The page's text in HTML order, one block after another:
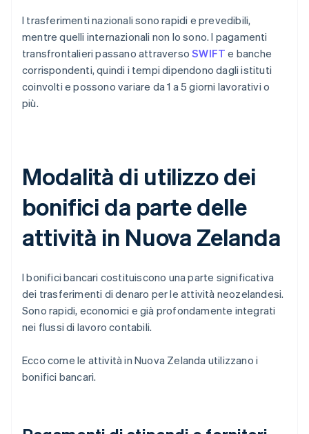
I trasferimenti nazionali sono rapidi e prevedibili,
mentre quelli internazionali non lo sono. I pagamenti
transfrontalieri passano attraversoSWIFT e banche
corrispondenti, quindi i tempi dipendono dagli istituti
coinvolti e possono variare da 1 a 5 giorni lavorativi o
più.
Modalità di utilizzo dei
bonifici da parte delle
attività in Nuova Zelanda
I bonifici bancari costituiscono una parte significativa
dei trasferimenti di denaro per le attività neozelandesi.
Sono rapidi, economici e già profondamente integrati
nei flussi di lavoro contabili.
Ecco come le attività in Nuova Zelanda utilizzano i
bonifici bancari.